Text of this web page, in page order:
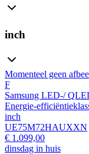
inch
Momenteel geen
F
Samsung LED-/
Energie-
inch
UE75M72HAUXXN
€ 1.099,00
dinsdag in huis